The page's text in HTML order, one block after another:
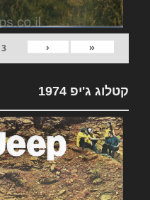
«
‹
3
קטלוג ג'יפ 1974